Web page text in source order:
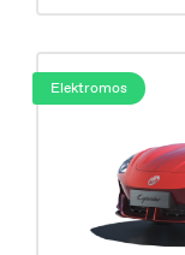
Ísland
Íslenska
Elektromos